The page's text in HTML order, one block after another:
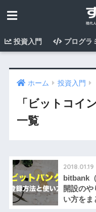
投資入門 プログラ
ホーム 投資入門
「ビットコイ
一覧
bitbank
開設の
い方をま